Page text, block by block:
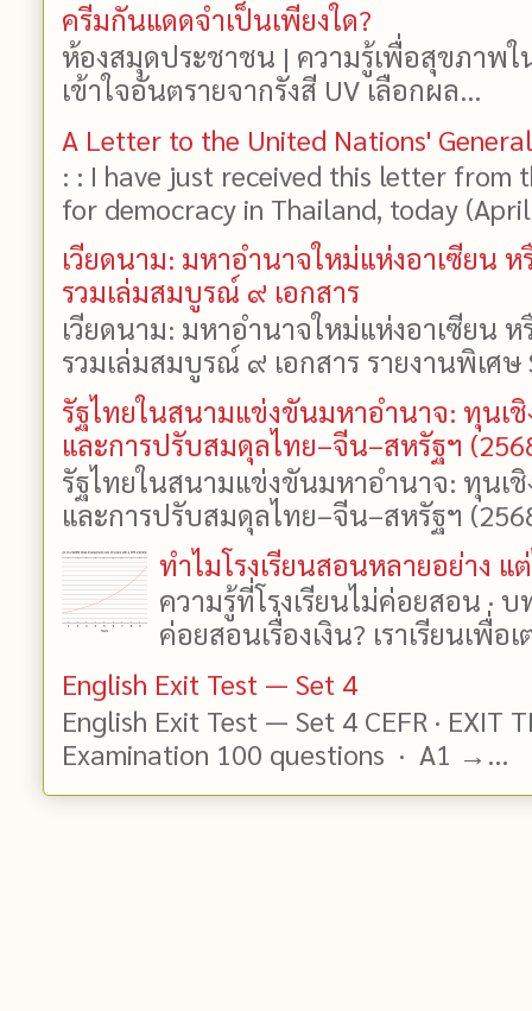
ครีมกันแดดจำเป็นเพียงใด?
ห้องสมุดประชาชน | ความรู้เพื่อสุขภาพ
เข้าใจอันตรายจากรังสี UV เลือกผล...
A Letter to the United Nations'
: : I have just received this letter from
for democracy in Thailand, today
เวียดนาม: มหาอำนาจใหม่แห่งอาเซียน
รวมเล่มสมบูรณ์ ๙ เอกสาร
เวียดนาม: มหาอำนาจใหม่แห่งอาเซียน
รวมเล่มสมบูรณ์ ๙ เอกสาร รายงานพิเศษ
รัฐไทยในสนามแข่งขันมหาอำนาจ: ทุนเ
และการปรับสมดุลไทย–จีน–สหรัฐฯ
รัฐไทยในสนามแข่งขันมหาอำนาจ: ทุนเ
และการปรับสมดุลไทย–จีน–สหรัฐฯ
ทำไมโรงเรียนสอนหลายอย่าง แ
ความรู้ที่โรงเรียนไม่ค่อยสอน ·
ค่อยสอนเรื่องเงิน? เราเรียนเพื่อ
English Exit Test — Set 4
English Exit Test — Set 4 CEFR · EXIT
Examination 100 questions · A1 →...